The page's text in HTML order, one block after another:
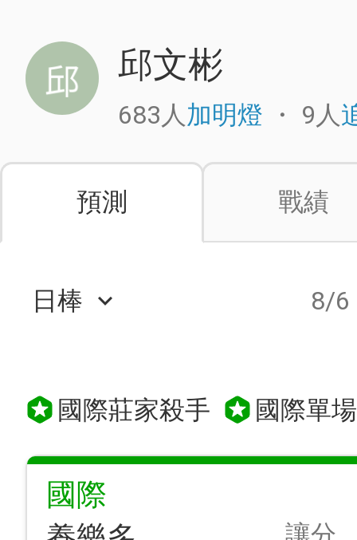
邱文彬
683人加明燈 ・ 9人
預測 戰績
日棒 keyboard_arrow_down 8/6
國際莊家殺手 國際單
國際